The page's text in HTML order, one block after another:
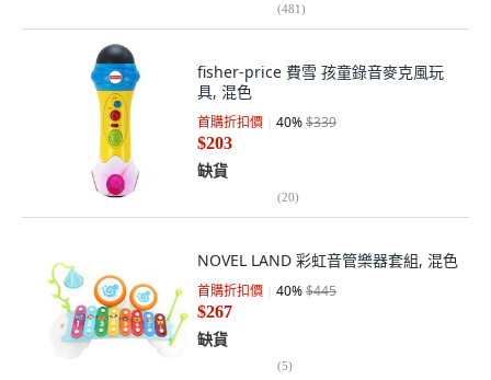
(481)
fisher-price 費雪 孩童錄音麥克風玩
具, 混色
首購折扣價 40%$339
$203
缺貨
(20)
NOVEL LAND 彩虹音管樂器套組, 混色
首購折扣價 40%$445
$267
缺貨
(5)